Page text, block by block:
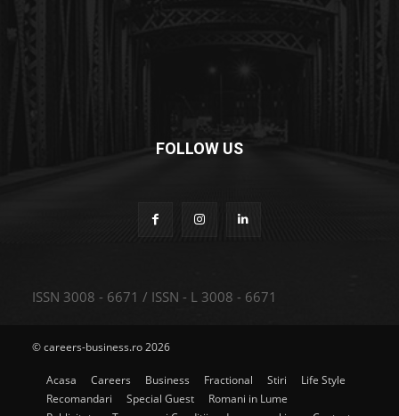
FOLLOW US
ISSN 3008 - 6671 / ISSN - L 3008 - 6671
© careers-business.ro 2026
Acasa Careers Business Fractional Stiri
Life Style
Recomandari
Special Guest
Romani in Lume